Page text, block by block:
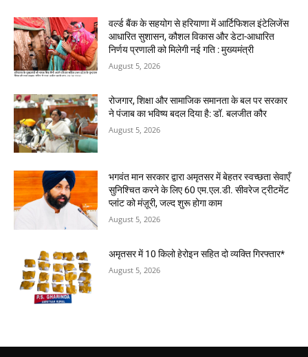
वर्ल्ड बैंक के सहयोग से हरियाणा में आर्टिफिशल इंटेलिजेंस
आधारित सुशासन, कौशल विकास और डेटा-आधारित
निर्णय प्रणाली को मिलेगी नई गति : मुख्यमंत्री
August 5, 2026
रोजगार, शिक्षा और सामाजिक समानता के बल पर सरकार
ने पंजाब का भविष्य बदल दिया है: डॉ. बलजीत कौर
August 5, 2026
भगवंत मान सरकार द्वारा अमृतसर में बेहतर स्वच्छता सेवाएँ
सुनिश्चित करने के लिए 60 एम.एल.डी. सीवरेज ट्रीटमेंट
प्लांट को मंज़ूरी, जल्द शुरू होगा काम
August 5, 2026
अमृतसर में 10 किलो हेरोइन सहित दो व्यक्ति गिरफ्तार*
August 5, 2026